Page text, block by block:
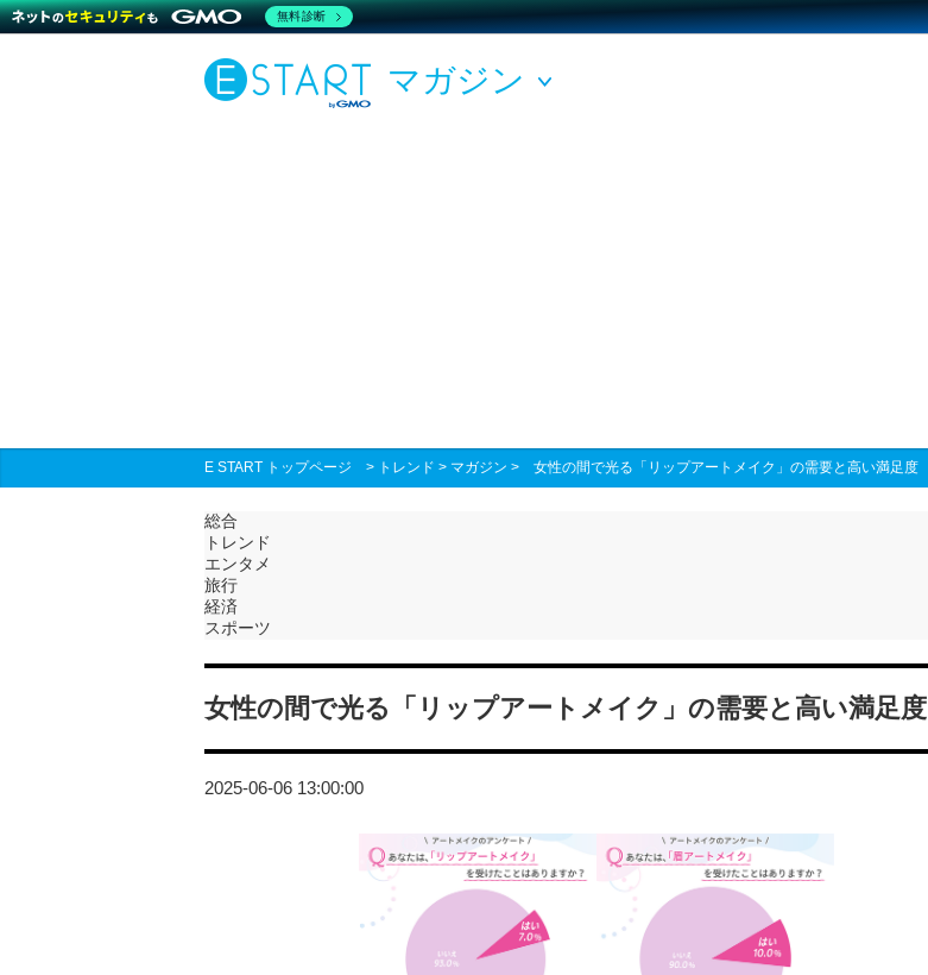
マガジン
E START トップページ > トレンド > マガジン > 女性の間で光る「リップアートメイク」の需要と高い満足度
総合
トレンド
エンタメ
旅行
経済
スポーツ
女性の間で光る「リップアートメイク」の需要と高い満足度
2025-06-06 13:00:00
無料診断